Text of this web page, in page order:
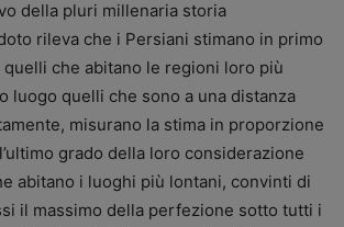
della pluri millenaria storia
rileva che i Persiani stimano in primo
che abitano le regioni loro più
luogo quelli che sono a una distanza
misurano la stima in proporzione
grado della loro considerazione
abitano i luoghi più lontani, convinti di
il massimo della perfezione sotto tutti i